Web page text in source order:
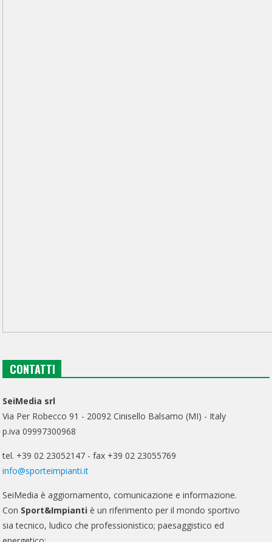
CONTATTI
SeiMedia srl
Via Per Robecco 91 - 20092 Cinisello Balsamo (MI) - Italy
p.iva 09997300968
tel. +39 02 23052147 - fax +39 02 23055769
info@sporteimpianti.it
SeiMedia è aggiornamento, comunicazione e informazione.
Con Sport&Impianti è un riferimento per il mondo sportivo
sia tecnico, ludico che professionistico; paesaggistico ed